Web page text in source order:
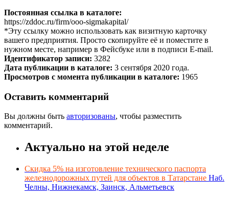
Постоянная ссылка в каталоге:
https://zddoc.ru/firm/ooo-sigmakapital/
*Эту ссылку можно использовать как визитную карточку
вашего предприятия. Просто скопируйте её и поместите в
нужном месте, например в Фейсбуке или в подписи E-mail.
Идентификатор записи: 3282
Дата публикации в каталоге: 3 сентября 2020 года.
Просмотров с момента публикации в каталоге: 1965
Оставить комментарий
Вы должны быть авторизованы, чтобы разместить
комментарий.
Актуально на этой неделе
Скидка 5% на изготовление технического паспорта
железнодорожных путей для объектов в Татарстане Наб.
Челны, Нижнекамск, Заинск, Альметьевск